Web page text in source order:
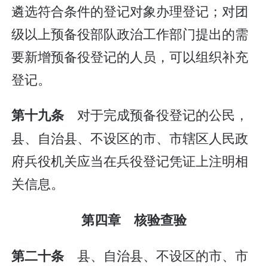
遴选符合条件的登记对象办理登记；对团
级以上预备役部队政治工作部门提出的需
要新增预备役登记的人员，可以组织补充
登记。
第十九条对于完成预备役登记的公民，
县、自治县、不设区的市、市辖区人民政
府兵役机关应当在兵役登记凭证上注明相
关信息。
第四章 核验查验
第二十条 县、自治县、不设区的市、市